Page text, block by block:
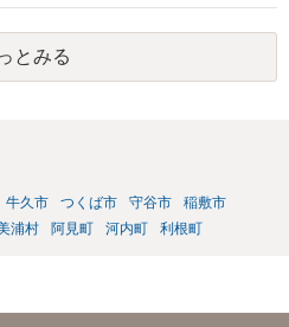
手方に誤解を与える可能性があり、
ういった要請は拒絶する場合が大半
において弁護士かぎりの話にしてほ
士はほとんどいないと思います。 会
を示してもらい、訴訟するかどうか
じます。訴訟提起を選択される場
の記録を廃棄すること等を防ぐた
の証拠保全の要否等を検討するこ
とみる
牛久市 つくば市 守谷市
稲敷市
浦村 阿見町 河内町 利根町